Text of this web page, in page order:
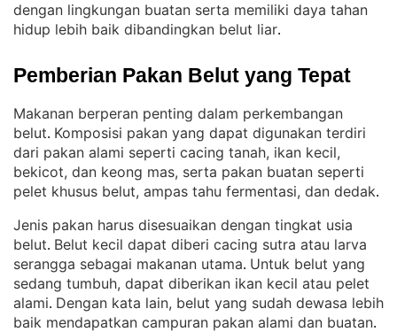
dengan lingkungan buatan serta memiliki daya tahan
hidup lebih baik dibandingkan belut liar.
Pemberian Pakan Belut yang Tepat
Makanan berperan penting dalam perkembangan
belut. Komposisi pakan yang dapat digunakan terdiri
dari pakan alami seperti cacing tanah, ikan kecil,
bekicot, dan keong mas, serta pakan buatan seperti
pelet khusus belut, ampas tahu fermentasi, dan dedak.
Jenis pakan harus disesuaikan dengan tingkat usia
belut. Belut kecil dapat diberi cacing sutra atau larva
serangga sebagai makanan utama. Untuk belut yang
sedang tumbuh, dapat diberikan ikan kecil atau pelet
alami. Dengan kata lain, belut yang sudah dewasa lebih
baik mendapatkan campuran pakan alami dan buatan.